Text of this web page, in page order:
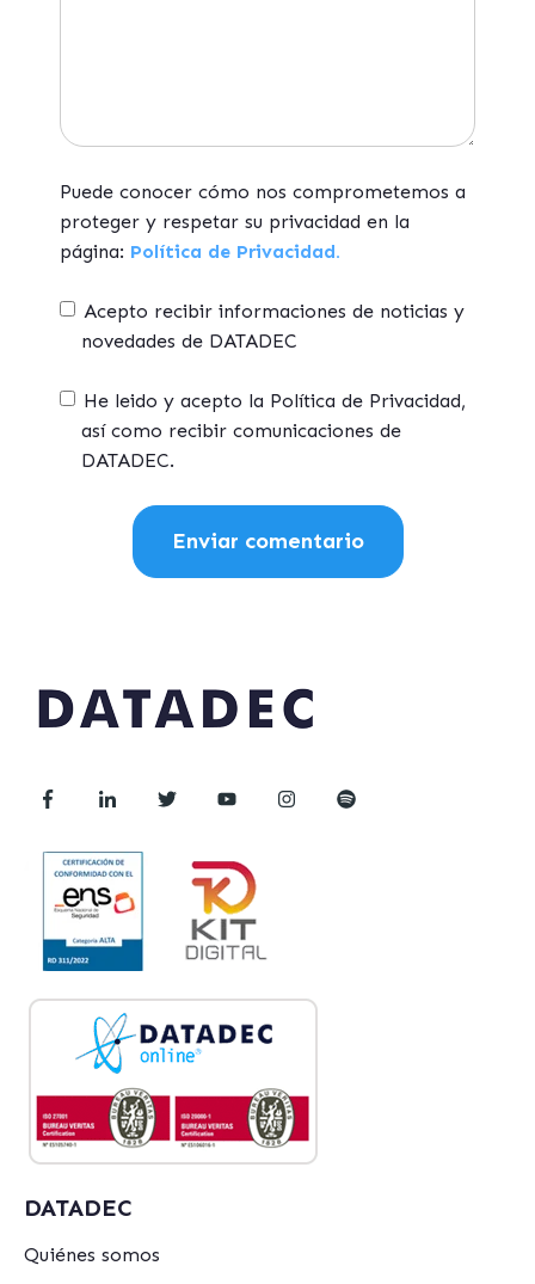
Puede conocer cómo nos comprometemos a
proteger y respetar su privacidad en la
página: Política de Privacidad.
Acepto recibir informaciones de noticias y
novedades de DATADEC
He leido y acepto la Política de Privacidad,
así como recibir comunicaciones de
DATADEC.
DATADEC
Quiénes somos